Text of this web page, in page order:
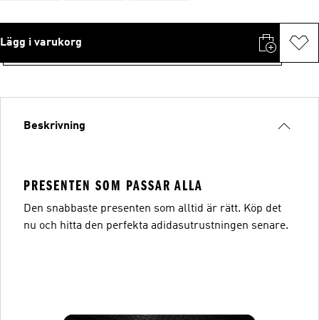
Lägg i varukorg
Beskrivning
PRESENTEN SOM PASSAR ALLA
Den snabbaste presenten som alltid är rätt. Köp det
nu och hitta den perfekta adidasutrustningen senare.